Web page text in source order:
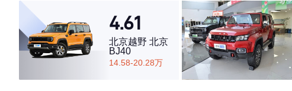
·外观表现一般，低于76%同级车
·内饰表现一般，低于71%同级车
·空间表现较为优秀，优于61%同级车
4.61
北京越野 北京
BJ40
14.58-20.28万